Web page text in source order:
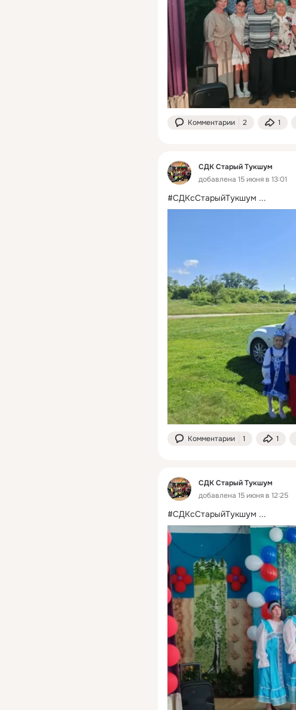
Комментарии 2 1
СДК Старый Тукшум
добавлена 15 июня в 13:01
#СДКсСтарыйТукшум ...
Комментарии 1 1
СДК Старый Тукшум
добавлена 15 июня в 12:25
#СДКсСтарыйТукшум ...